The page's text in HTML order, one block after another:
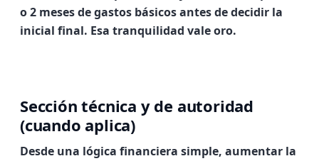
o 2 meses de gastos básicos antes de decidir la
inicial final. Esa tranquilidad vale oro.
Sección técnica y de autoridad
(cuando aplica)
Desde una lógica financiera simple, aumentar la